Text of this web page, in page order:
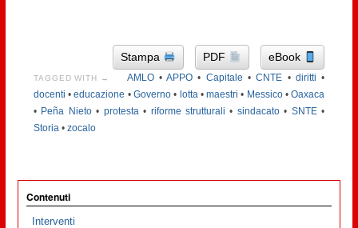
Stampa PDF eBook
TAGGED WITH → AMLO•APPO • Capitale •CNTE • diritti •
docenti •educazione • Governo• lotta•maestri • Messico•Oaxaca
• Peña Nieto• protesta• riforme strutturali • sindacato• SNTE•
Storia• zocalo
Contenuti
Interventi